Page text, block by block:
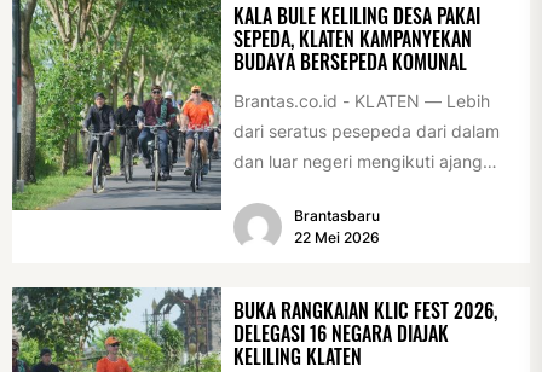
KALA BULE KELILING DESA PAKAI
SEPEDA, KLATEN KAMPANYEKAN
BUDAYA BERSEPEDA KOMUNAL
Brantas.co.id - KLATEN — Lebih
dari seratus pesepeda dari dalam
dan luar negeri mengikuti ajang
Association Rally...
Brantasbaru
22 Mei 2026
BUKA RANGKAIAN KLIC FEST 2026,
DELEGASI 16 NEGARA DIAJAK
KELILING KLATEN